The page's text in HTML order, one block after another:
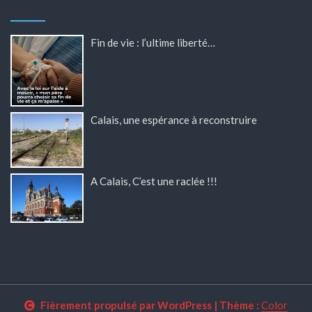
Fin de vie : l’ultime liberté…
Calais, une espérance à reconstruire
A Calais, C’est une raclée !!!
Fièrement propulsé par WordPress | Thème : Color